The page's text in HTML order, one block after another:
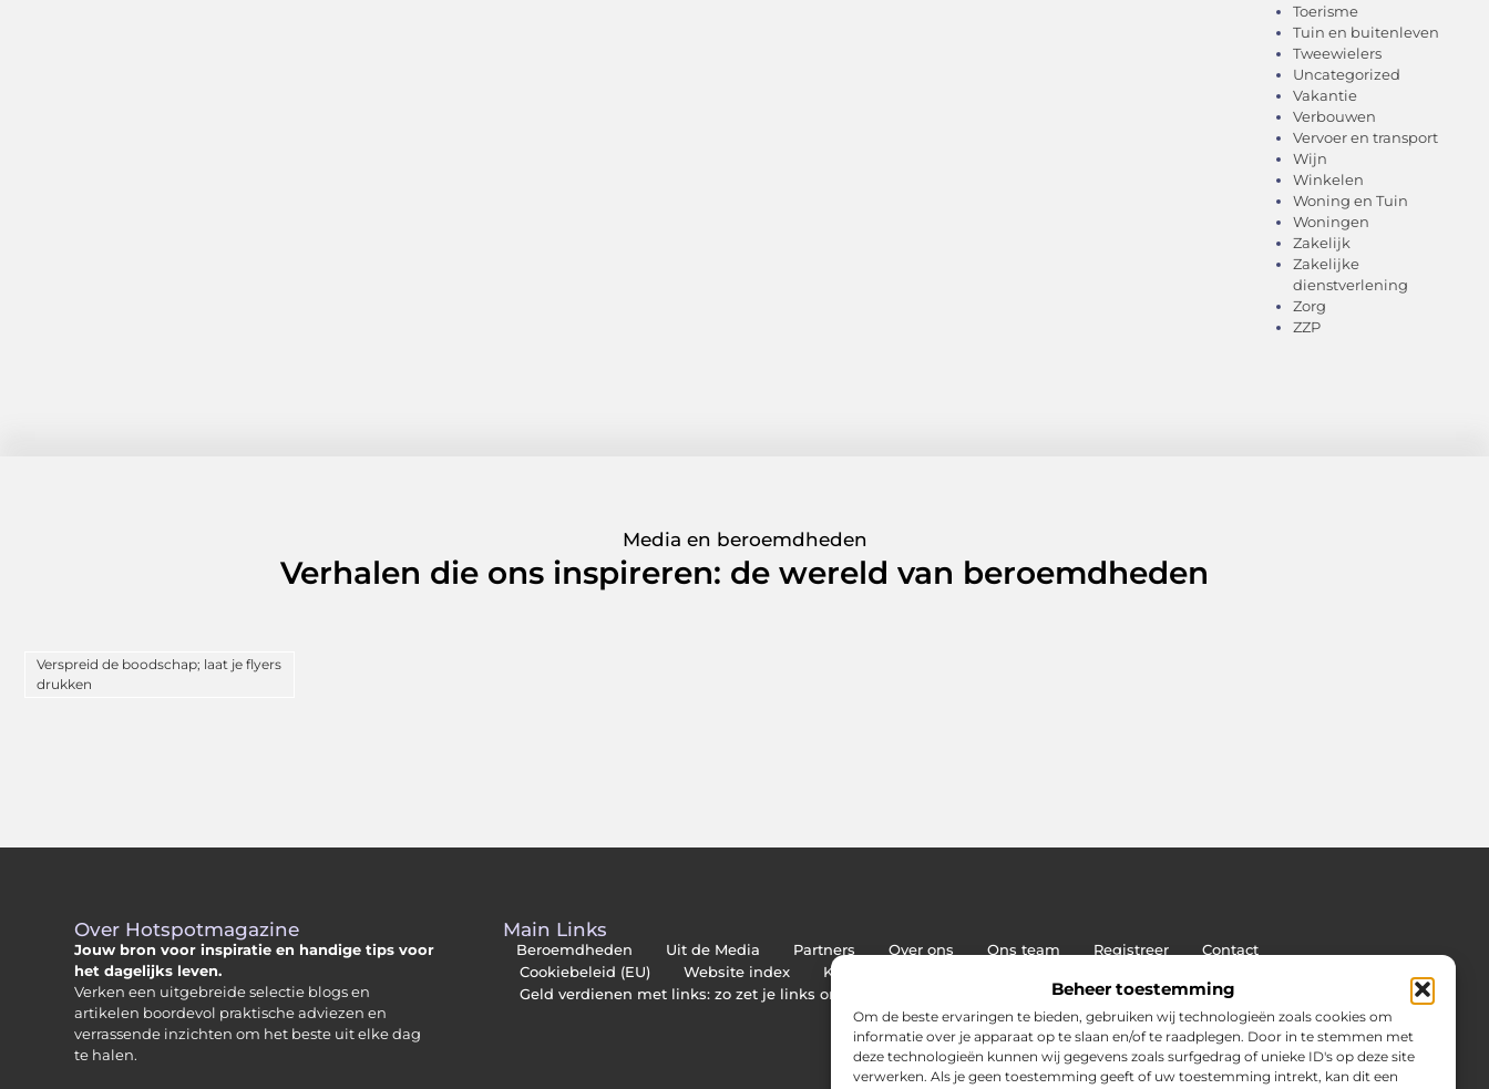
Beheer toestemming
Om de beste ervaringen te bieden, gebruiken wij technologieën zoals cookies om
informatie over je apparaat op te slaan en/of te raadplegen. Door in te stemmen met
deze technologieën kunnen wij gegevens zoals surfgedrag of unieke ID's op deze site
verwerken. Als je geen toestemming geeft of uw toestemming intrekt, kan dit een
Toerisme
Tuin en buitenleven
Tweewielers
Uncategorized
Vakantie
Verbouwen
Vervoer en transport
Wijn
Winkelen
Woning en Tuin
Woningen
Zakelijk
Zakelijke
dienstverlening
Zorg
ZZP
Media en beroemdheden
Verhalen die ons inspireren: de wereld van beroemdheden
Verspreid de boodschap; laat je flyers
drukken
Over Hotspotmagazine
Jouw bron voor inspiratie en handige tips voor
het dagelijks leven.
Verken een uitgebreide selectie blogs en
artikelen boordevol praktische adviezen en
verrassende inzichten om het beste uit elke dag
te halen.
Main Links
Beroemdheden Uit de Media Partners Over ons Ons team Registreer
Contact
Cookiebeleid (EU)
Website index
Kwalitatieve backlinks: de sleutel tot duurzame SEO-succes
Geld verdienen met links: zo zet je links om in inkomsten